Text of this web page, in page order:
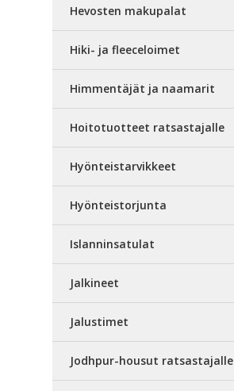
Hevosten makupalat
Hiki- ja fleeceloimet
Himmentäjät ja naamarit
Hoitotuotteet ratsastajalle
Hyönteistarvikkeet
Hyönteistorjunta
Islanninsatulat
Jalkineet
Jalustimet
Jodhpur-housut ratsastajalle